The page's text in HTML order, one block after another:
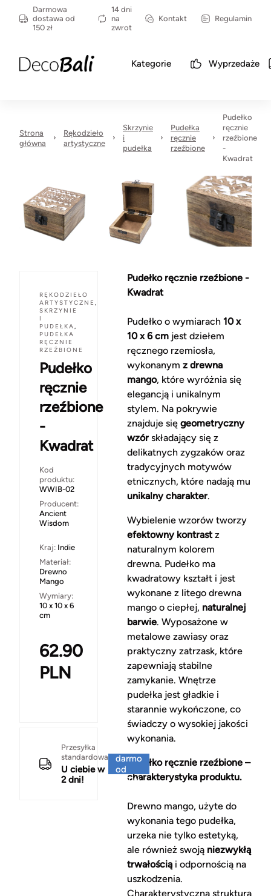
Darmowa
dostawa od
150 zł
14 dni
na
zwrot
Kontakt Regulamin
Kategorie Wyprzedaże
Strona
główna
Rękodzieło
artystyczne
Skrzynie
i
pudełka
Pudełka
ręcznie
rzeźbione
Pudełko
ręcznie
rzeźbione
-
Kwadrat
RĘKODZIEŁO
ARTYSTYCZNE ,
SKRZYNIE
I
PUDEŁKA,
PUDEŁKA
RĘCZNIE
RZEŹBIONE
Pudełko
ręcznie
rzeźbione
-
Kwadrat
Kod
produktu:
WWIB-02
Producent:
Ancient
Wisdom
Kraj: Indie
Materiał:
Drewno
Mango
Wymiary:
10 x 10 x 6
cm
62.90
PLN
Przesyłka
standardowa
U ciebie w
2 dni!
darmo
od
150 zł
Pudełko ręcznie rzeźbione -
Kwadrat
Pudełko o wymiarach 10 x
10 x 6 cmjest dziełem
ręcznego rzemiosła,
wykonanym z drewna
mango, które wyróżnia się
elegancją i unikalnym
stylem. Na pokrywie
znajduje się geometryczny
wzórskładający się z
delikatnych zygzaków oraz
tradycyjnych motywów
etnicznych, które nadają mu
unikalny charakter.
Wybielenie wzorów tworzy
efektowny kontrastz
naturalnym kolorem
drewna. Pudełko ma
kwadratowy kształt i jest
wykonane z litego drewna
mango o ciepłej, naturalnej
barwie. Wyposażone w
metalowe zawiasy oraz
praktyczny zatrzask, które
zapewniają stabilne
zamykanie. Wnętrze
pudełka jest gładkie i
starannie wykończone, co
świadczy o wysokiej jakości
wykonania.
Pudełko ręcznie rzeźbione –
charakterystyka produktu.
Drewno mango, użyte do
wykonania tego pudełka,
urzeka nie tylko estetyką,
ale również swoją niezwykłą
trwałościąi odpornością na
uszkodzenia.
Charakterystyczna struktura